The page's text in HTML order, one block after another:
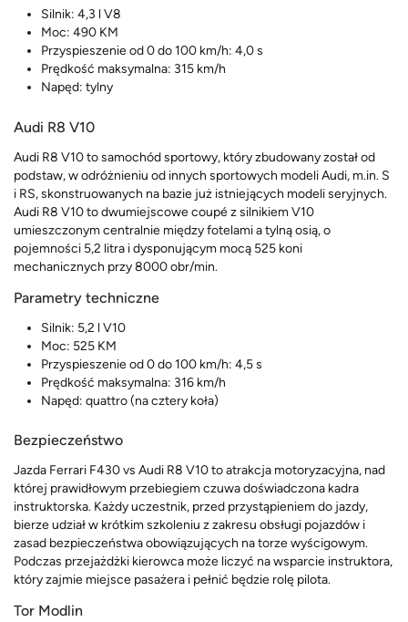
Silnik: 4,3 l V8
Moc: 490 KM
Przyspieszenie od 0 do 100 km/h: 4,0 s
Prędkość maksymalna: 315 km/h
Napęd: tylny
Audi R8 V10
Audi R8 V10 to samochód sportowy, który zbudowany został od
podstaw, w odróżnieniu od innych sportowych modeli Audi, m.in. S
i RS, skonstruowanych na bazie już istniejących modeli seryjnych.
Audi R8 V10 to dwumiejscowe coupé z silnikiem V10
umieszczonym centralnie między fotelami a tylną osią, o
pojemności 5,2 litra i dysponującym mocą 525 koni
mechanicznych przy 8000 obr/min.
Parametry techniczne
Silnik: 5,2 l V10
Moc: 525 KM
Przyspieszenie od 0 do 100 km/h: 4,5 s
Prędkość maksymalna: 316 km/h
Napęd: quattro (na cztery koła)
Bezpieczeństwo
Jazda Ferrari F430 vs Audi R8 V10 to atrakcja motoryzacyjna, nad
której prawidłowym przebiegiem czuwa doświadczona kadra
instruktorska. Każdy uczestnik, przed przystąpieniem do jazdy,
bierze udział w krótkim szkoleniu z zakresu obsługi pojazdów i
zasad bezpieczeństwa obowiązujących na torze wyścigowym.
Podczas przejażdżki kierowca może liczyć na wsparcie instruktora,
który zajmie miejsce pasażera i pełnić będzie rolę pilota.
Tor Modlin